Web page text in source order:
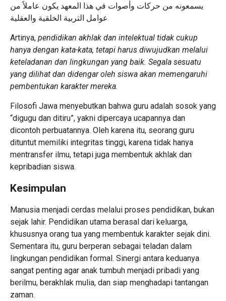
يسمعونه من حركات وأصوات في هذا المعهد يكون عاملاً من
عوامل التربية الخلقية والعقلية
Artinya, pendidikan akhlak dan intelektual tidak cukup
hanya dengan kata-kata, tetapi harus diwujudkan melalui
keteladanan dan lingkungan yang baik. Segala sesuatu
yang dilihat dan didengar oleh siswa akan memengaruhi
pembentukan karakter mereka.
Filosofi Jawa menyebutkan bahwa guru adalah sosok yang
“digugu dan ditiru”, yakni dipercaya ucapannya dan
dicontoh perbuatannya. Oleh karena itu, seorang guru
dituntut memiliki integritas tinggi, karena tidak hanya
mentransfer ilmu, tetapi juga membentuk akhlak dan
kepribadian siswa.
Kesimpulan
Manusia menjadi cerdas melalui proses pendidikan, bukan
sejak lahir. Pendidikan utama berasal dari keluarga,
khususnya orang tua yang membentuk karakter sejak dini.
Sementara itu, guru berperan sebagai teladan dalam
lingkungan pendidikan formal. Sinergi antara keduanya
sangat penting agar anak tumbuh menjadi pribadi yang
berilmu, berakhlak mulia, dan siap menghadapi tantangan
zaman.